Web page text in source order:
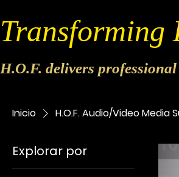
Transforming
H.O.F. delivers
Inicio H.O.F. Audio/Video Media
Explorar por